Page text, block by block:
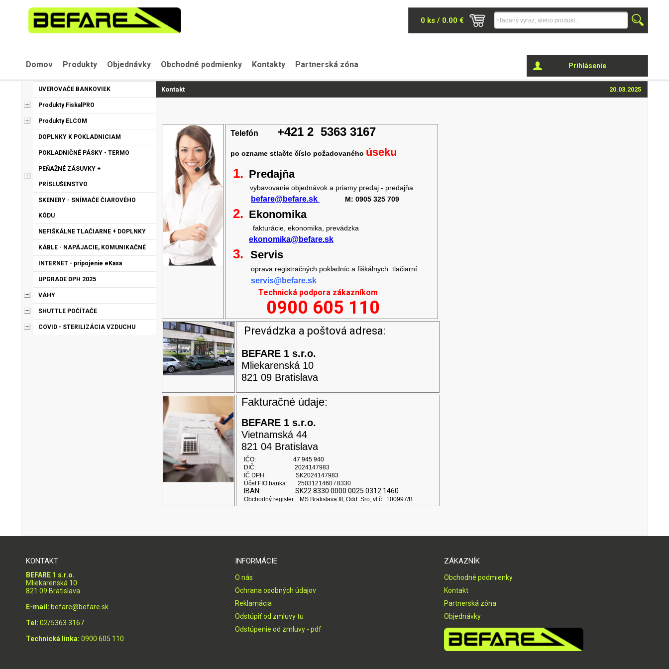
0 ks / 0.00 €
Domov Produkty Objednávky Obchodné podmienky Kontakty Partnerská zóna Prihlásenie
UVEROVAČE BANKOVIEK
Produkty FiskalPRO
Produkty ELCOM
DOPLNKY K POKLADNICIAM
POKLADNIČNÉ PÁSKY - TERMO
PEŇAŽNÉ ZÁSUVKY +
PRÍSLUŠENSTVO
SKENERY - SNÍMAČE ČIAROVÉHO
KÓDU
NEFIŠKÁLNE TLAČIARNE + DOPLNKY
KÁBLE - NAPÁJACIE, KOMUNIKAČNÉ
INTERNET - pripojenie eKasa
UPGRADE DPH 2025
VÁHY
SHUTTLE POČÍTAČE
COVID - STERILIZÁCIA VZDUCHU
Kontakt 20.03.2025
Telefón +421 2 5363 3167
po ozname stlačte číslo požadovaného úseku
1. Predajňa
vybavovanie objednávok a priamy predaj - predajňa
befare@befare.sk M: 0905 325 709
2. Ekonomika
fakturácie, ekonomika, prevádzka
ekonomika@befare.sk
3. Servis
oprava registračných pokladníc a fiškálnych tlačiarní
servis@befare.sk
Technická podpora zákazníkom
0900 605 110
Prevádzka a poštová adresa:
BEFARE 1 s.r.o.
Mliekarenská 10
821 09 Bratislava
Fakturačné údaje:
BEFARE 1 s.r.o.
Vietnamská 44
821 04 Bratislava
IČO: 47 945 940
DIČ: 2024147983
IČ DPH: SK2024147983
Účet FIO banka: 2503121460 / 8330
IBAN: SK22 8330 0000 0025 0312 1460
Obchodný register: MS Bratislava III, Odd: Sro, vl.č.: 100997/B
KONTAKT
BEFARE 1 s.r.o.
Mliekarenská 10
821 09 Bratislava
E-mail: befare@befare.sk
Tel: 02/5363 3167
Technická linka: 0900 605 110
INFORMÁCIE
O nás
Ochrana osobných údajov
Reklamácia
Odstúpiť od zmluvy tu
Odstúpenie od zmluvy - pdf
ZÁKAZNÍK
Obchodné podmienky
Kontakt
Partnerská zóna
Objednávky